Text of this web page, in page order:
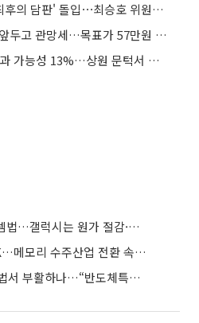
삼성전자 노사, 파업 전 '최후의 담판' 돌입⋯최승호 위원장 "끝까지 최선"
삼성전자, 노사 최후담판 앞두고 관망세…목표가 57만원 상향에도 보합
美 클래리티 법안 연내 통과 가능성 13%…상원 문턱서 제동
메모리값 폭등에 달라진 셈법…갤럭시는 원가 절감·아이폰은 서비스 확대
‘5년 LTA’ 늘리는 삼성·SK…메모리 수주산업 전환 속 다른 셈법
주52시간 특례, 메가특구법서 부활하나…“반도체특별법 담겨야”